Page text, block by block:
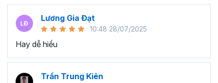
Viết mã để mở, đóng, lưu trữ Workbook và thực hiện
các thao tác trên các Sheet khác nhau.
Lập trình Form:
Xây dựng giao diện người dùng thông qua việc lập
trình Form.
Lương Gia Đạt
10:48 28/07/2025
Hay dễ hiểu
Trần Trung Kiên